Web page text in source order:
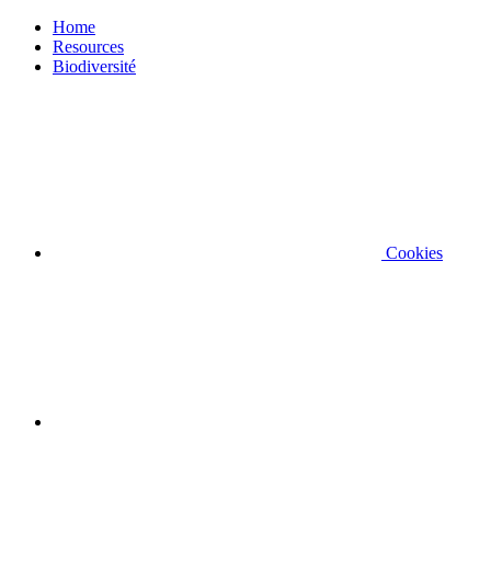
Home
Resources
Biodiversité
Cookies